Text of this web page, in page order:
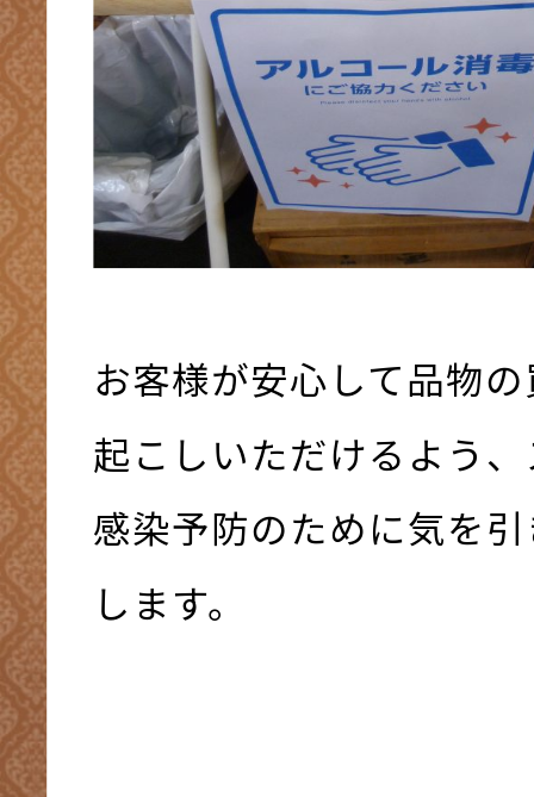
お客様が安心して品物
起こしいただけるよう
感染予防のために気を
します。